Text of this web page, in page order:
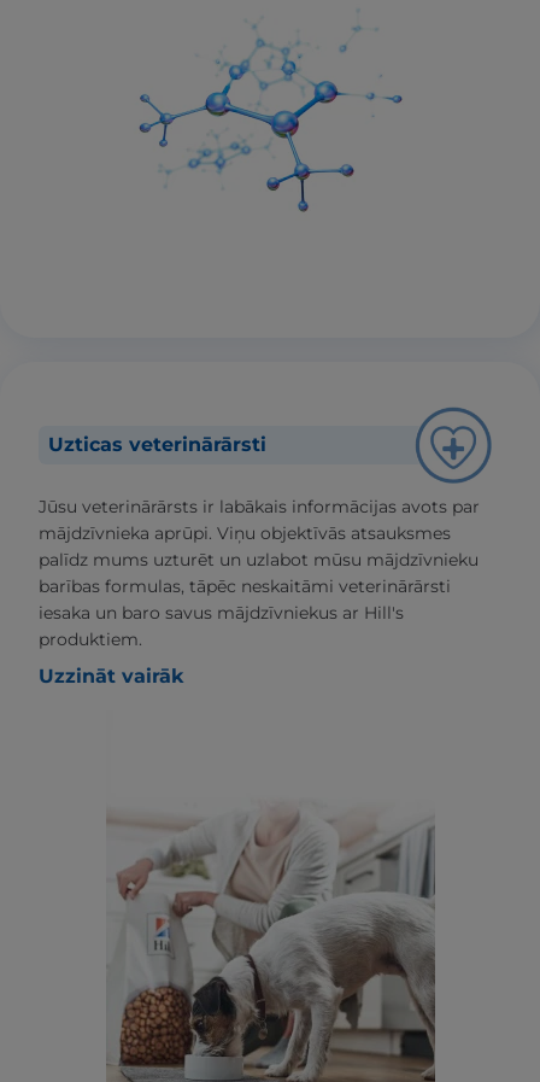
Uzticas veterinārārsti
Jūsu veterinārārsts ir labākais informācijas avots par
mājdzīvnieka aprūpi. Viņu objektīvās atsauksmes
palīdz mums uzturēt un uzlabot mūsu mājdzīvnieku
barības formulas, tāpēc neskaitāmi veterinārārsti
iesaka un baro savus mājdzīvniekus ar Hill's
produktiem.
Uzzināt vairāk